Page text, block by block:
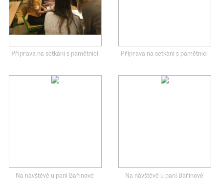
Příprava na setkání s pamětnicí Příprava na setkání s pamětnicí
Na návštěvě u paní Bařinové Na návštěvě u paní Bařinové